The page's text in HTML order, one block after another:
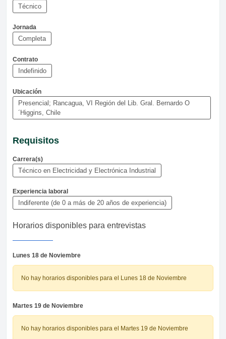
Técnico
Jornada
Completa
Contrato
Indefinido
Ubicación
Presencial; Rancagua, VI Región del Lib. Gral. Bernardo O
´Higgins, Chile
Requisitos
Carrera(s)
Técnico en Electricidad y Electrónica Industrial
Experiencia laboral
Indiferente (de 0 a más de 20 años de experiencia)
Horarios disponibles para entrevistas
Lunes 18 de Noviembre
No hay horarios disponibles para el Lunes 18 de Noviembre
Martes 19 de Noviembre
No hay horarios disponibles para el Martes 19 de Noviembre